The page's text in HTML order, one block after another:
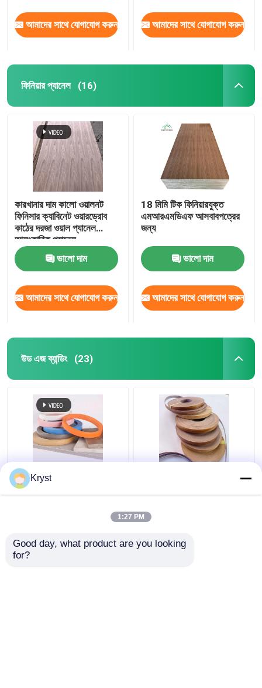
আমাদের সাথে যোগাযোগ করুন আমাদের সাথে যোগাযোগ করুন
ফিনিয়ার প্যানেল (16)
কারখানার দাম কালো ওয়ালনট
ফিনিসার ক্যাবিনেট ওয়ারড্রোব
কাঠের দরজা ওয়াল প্যানেল
আলংকারিক প্যানেল
ভালো দাম
আমাদের সাথে যোগাযোগ করুন
18 মিমি টিক ফিনিয়ারযুক্ত
এমআরএমডিএফ আসবাবপত্রের
জন্য
ভালো দাম
আমাদের সাথে যোগাযোগ করুন
উড এজ ব্যান্ডিং (23)
0.6 মিমি 1 মিমি কাঠের দানা
পিভিসি সাদা রঙের আসবাবপত্র
Kryst
1:27 PM
Good day, what product are you looking
for?